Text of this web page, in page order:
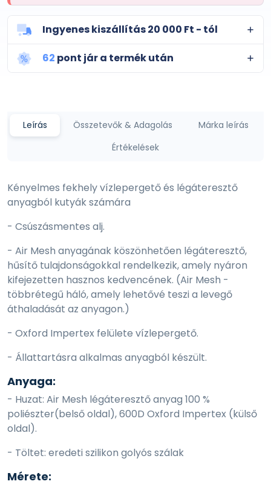
Ingyenes kiszállítás 20 000 Ft - tól
62 pont jár a termék után
Leírás Összetevők & Adagolás
Márka leírás
Értékelések
Kényelmes fekhely vízlepergető és légáteresztő
anyagból kutyák számára
- Csúszásmentes alj.
- Air Mesh anyagának köszönhetően légáteresztő,
hűsítő tulajdonságokkal rendelkezik, amely nyáron
kifejezetten hasznos kedvencének. (Air Mesh -
többrétegű háló, amely lehetővé teszi a levegő
áthaladását az anyagon.)
- Oxford Impertex felülete vízlepergető.
- Állattartásra alkalmas anyagból készült.
Anyaga:
- Huzat: Air Mesh légáteresztő anyag 100 %
poliészter(belső oldal), 600D Oxford Impertex (külső
oldal).
- Töltet: eredeti szilikon golyós szálak
Mérete: